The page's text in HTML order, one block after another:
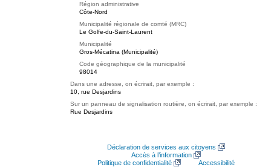
Région administrative
Côte-Nord
Municipalité régionale de comté (MRC)
Le Golfe-du-Saint-Laurent
Municipalité
Gros-Mécatina (Municipalité)
Code géographique de la municipalité
98014
Dans une adresse, on écrirait, par exemple :
10, rue Desjardins
Sur un panneau de signalisation routière, on écrirait, par exemple :
Rue Desjardins
Déclaration de services aux citoyens
Accès à l’information
Politique de confidentialité
Accessibilité